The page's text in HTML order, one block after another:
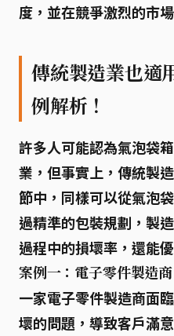
度，並在競爭激烈的市
傳統製造業也適
例解析！
許多人可能認為氣泡袋
業，但事實上， 傳統製
節中，同樣可以從氣泡
過精準的包裝規劃，製
過程中的損壞率，還能
案例一：電子零件製造商
一家電子零件製造商面
壞的問題，導致客戶滿